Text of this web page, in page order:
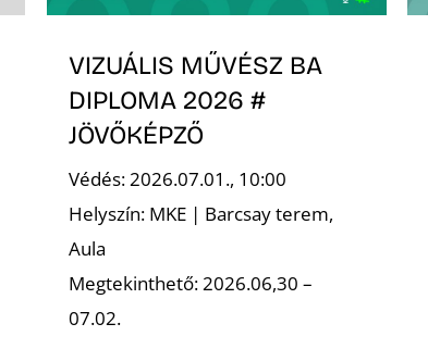
VIZUÁLIS MŰVÉSZ BA
DIPLOMA 2026 #
JÖVŐKÉPZŐ
Védés: 2026.07.01., 10:00
Helyszín: MKE | Barcsay terem,
Aula
Megtekinthető: 2026.06,30 –
07.02.